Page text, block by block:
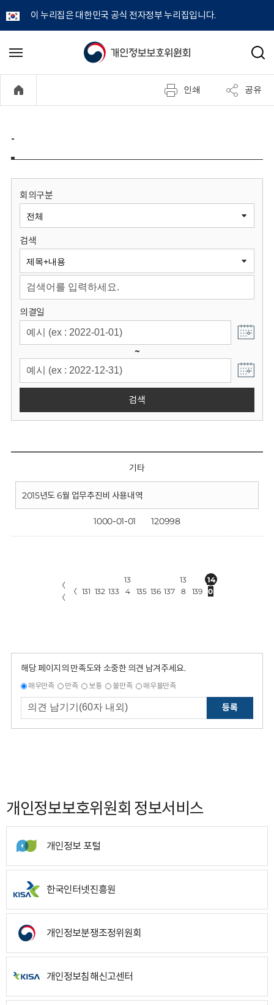
이 누리집은 대한민국 공식 전자정부 누리집입니다.
개
정
보
원
회
메
기
검
인쇄 공유
-
회의구분
검색
의결일
~
검색
기타
2015년도 6월 업무추진비 사용내역
1000-01-01 120998
〈
〈
〈 131 132 133
13
4
135 136 137
13
8
139
14
0
해당 페이지의 만족도와 소중한 의견 남겨주세요.
매우만족 만족 보통 불만족 매우불만족
등록
개인정보보호위원회 정보서비스
개인정보 포털
한국인터넷진흥원
개인정보분쟁조정위원회
개인정보침해신고센터